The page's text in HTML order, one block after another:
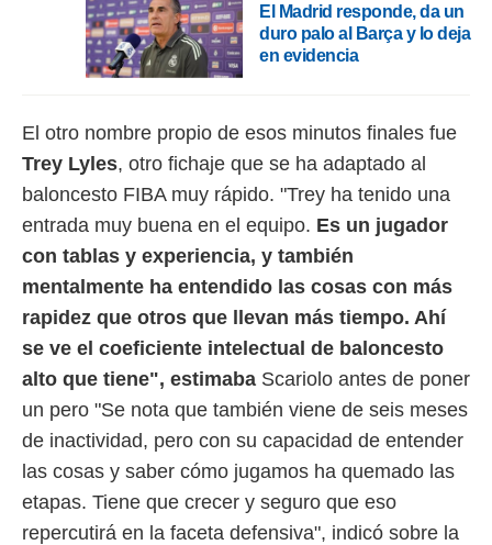
El Madrid responde, da un
duro palo al Barça y lo deja
en evidencia
El otro nombre propio de esos minutos finales fue
Trey Lyles, otro fichaje que se ha adaptado al
baloncesto FIBA muy rápido. "Trey ha tenido una
entrada muy buena en el equipo. Es un jugador
con tablas y experiencia, y también
mentalmente ha entendido las cosas con más
rapidez que otros que llevan más tiempo. Ahí
se ve el coeficiente intelectual de baloncesto
alto que tiene", estimaba Scariolo antes de poner
un pero "Se nota que también viene de seis meses
de inactividad, pero con su capacidad de entender
las cosas y saber cómo jugamos ha quemado las
etapas. Tiene que crecer y seguro que eso
repercutirá en la faceta defensiva", indicó sobre la